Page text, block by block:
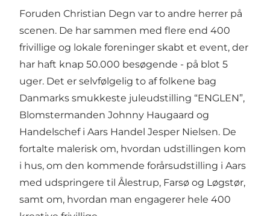
Foruden Christian Degn var to andre herrer på
scenen. De har sammen med flere end 400
frivillige og lokale foreninger skabt et event, der
har haft knap 50.000 besøgende - på blot 5
uger. Det er selvfølgelig to af folkene bag
Danmarks smukkeste juleudstilling “ENGLEN”,
Blomstermanden Johnny Haugaard og
Handelschef i Aars Handel Jesper Nielsen. De
fortalte malerisk om, hvordan udstillingen kom
i hus, om den kommende forårsudstilling i Aars
med udspringere til Ålestrup, Farsø og Løgstør,
samt om, hvordan man engagerer hele 400